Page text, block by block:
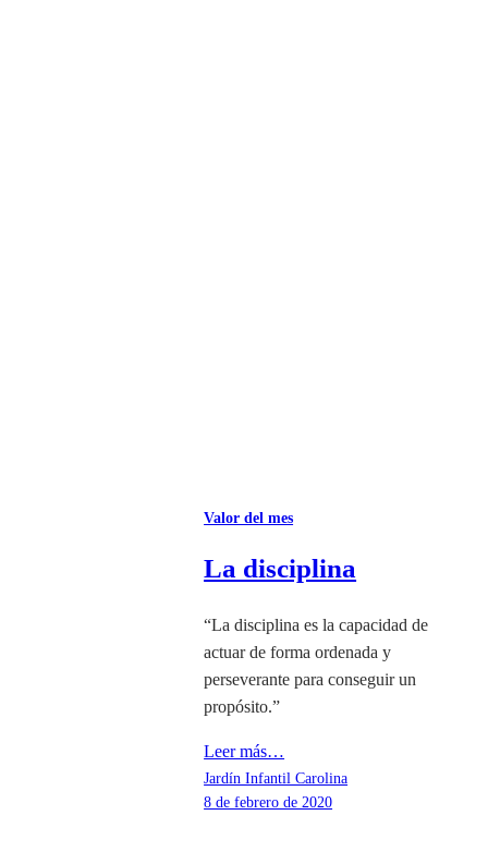
Valor del mes
La disciplina
“La disciplina es la capacidad de
actuar de forma ordenada y
perseverante para conseguir un
propósito.”
Leer más…
Jardín Infantil Carolina
8 de febrero de 2020